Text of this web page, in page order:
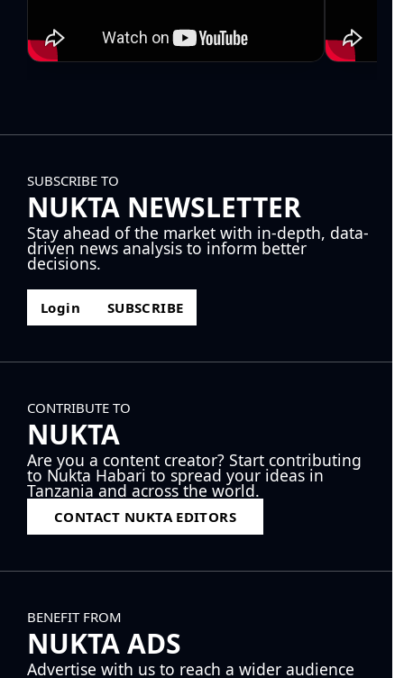
SUBSCRIBE TO
NUKTA NEWSLETTER
Stay ahead of the market with in-depth, data-
driven news analysis to inform better
decisions.
Login SUBSCRIBE
CONTRIBUTE TO
NUKTA
Are you a content creator? Start contributing
to Nukta Habari to spread your ideas in
Tanzania and across the world.
CONTACT NUKTA EDITORS
BENEFIT FROM
NUKTA ADS
Advertise with us to reach a wider audience